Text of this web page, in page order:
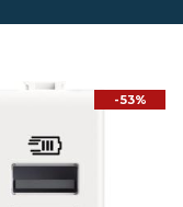
-53%